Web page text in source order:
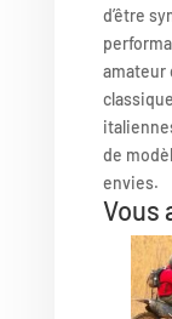
d’être
amateur
de
envies.
Vous